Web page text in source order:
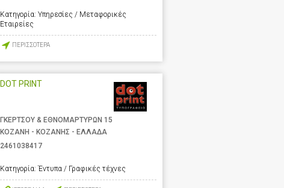
Κατηγορία: Υπηρεσίες / Μεταφορικές
Εταιρείες
ΠΕΡΙΣΣΟΤΕΡΑ
DOT PRINT
ΓΚΕΡΤΣΟΥ & ΕΘΝΟΜΑΡΤΥΡΩΝ 15
ΚΟΖΑΝΗ - ΚΟΖΑΝΗΣ - ΕΛΛΑΔΑ
2461038417
Κατηγορία: Έντυπα / Γραφικές τέχνες